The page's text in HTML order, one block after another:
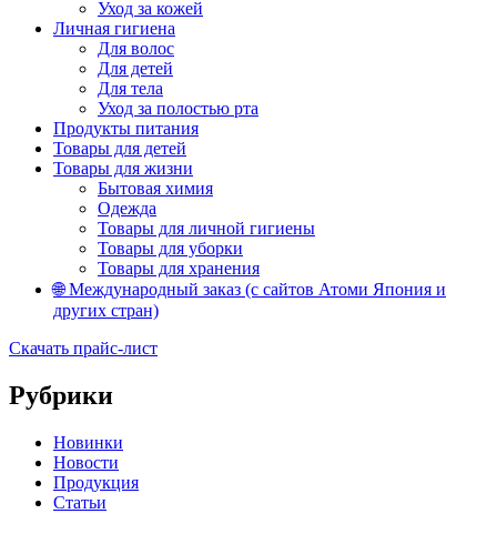
Уход за кожей
Личная гигиена
Для волос
Для детей
Для тела
Уход за полостью рта
Продукты питания
Товары для детей
Товары для жизни
Бытовая химия
Одежда
Товары для личной гигиены
Товары для уборки
Товары для хранения
🌐 Международный заказ (с сайтов Атоми Япония и
других стран)
Скачать прайс-лист
Рубрики
Новинки
Новости
Продукция
Статьи